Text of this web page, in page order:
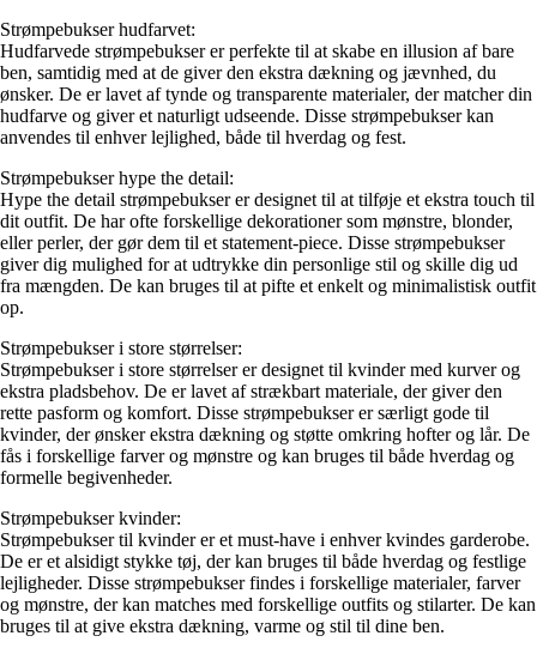
Strømpebukser hudfarvet:
Hudfarvede strømpebukser er perfekte til at skabe en illusion af bare
ben, samtidig med at de giver den ekstra dækning og jævnhed, du
ønsker. De er lavet af tynde og transparente materialer, der matcher din
hudfarve og giver et naturligt udseende. Disse strømpebukser kan
anvendes til enhver lejlighed, både til hverdag og fest.
Strømpebukser hype the detail:
Hype the detail strømpebukser er designet til at tilføje et ekstra touch til
dit outfit. De har ofte forskellige dekorationer som mønstre, blonder,
eller perler, der gør dem til et statement-piece. Disse strømpebukser
giver dig mulighed for at udtrykke din personlige stil og skille dig ud
fra mængden. De kan bruges til at pifte et enkelt og minimalistisk outfit
op.
Strømpebukser i store størrelser:
Strømpebukser i store størrelser er designet til kvinder med kurver og
ekstra pladsbehov. De er lavet af strækbart materiale, der giver den
rette pasform og komfort. Disse strømpebukser er særligt gode til
kvinder, der ønsker ekstra dækning og støtte omkring hofter og lår. De
fås i forskellige farver og mønstre og kan bruges til både hverdag og
formelle begivenheder.
Strømpebukser kvinder:
Strømpebukser til kvinder er et must-have i enhver kvindes garderobe.
De er et alsidigt stykke tøj, der kan bruges til både hverdag og festlige
lejligheder. Disse strømpebukser findes i forskellige materialer, farver
og mønstre, der kan matches med forskellige outfits og stilarter. De kan
bruges til at give ekstra dækning, varme og stil til dine ben.